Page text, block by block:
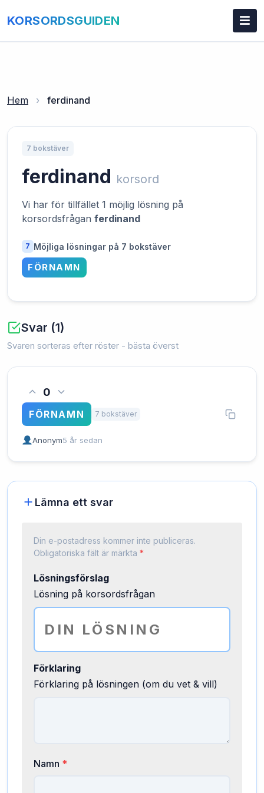
KORSORDSGUIDEN
Hem › ferdinand
7 bokstäver
ferdinand korsord
Vi har för tillfället 1 möjlig lösning på
korsordsfrågan ferdinand
7 Möjliga lösningar på 7 bokstäver
FÖRNAMN
Svar (1)
Svaren sorteras efter röster - bästa överst
0
FÖRNAMN 7 bokstäver
Anonym5 år sedan
Lämna ett svar
Din e-postadress kommer inte publiceras.
Obligatoriska fält är märkta *
Lösningsförslag
Lösning på korsordsfrågan
Förklaring
Förklaring på lösningen (om du vet & vill)
Namn *